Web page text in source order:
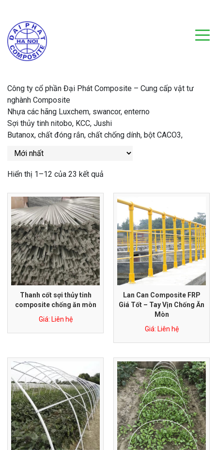
Công ty cổ phần Đại Phát Composite – Cung cấp vật tư
nghành Composite
Nhựa các hãng Luxchem, swancor, enterno
Sợi thủy tinh nitobo, KCC, Jushi
Butanox, chất đóng rắn, chất chống dính, bột CACO3,
Hiển thị 1–12 của 23 kết quả
Thanh cốt sợi thủy tinh
composite chống ăn mòn
Giá: Liên hệ
Lan Can Composite FRP
Giá Tốt – Tay Vịn Chống Ăn
Mòn
Giá: Liên hệ